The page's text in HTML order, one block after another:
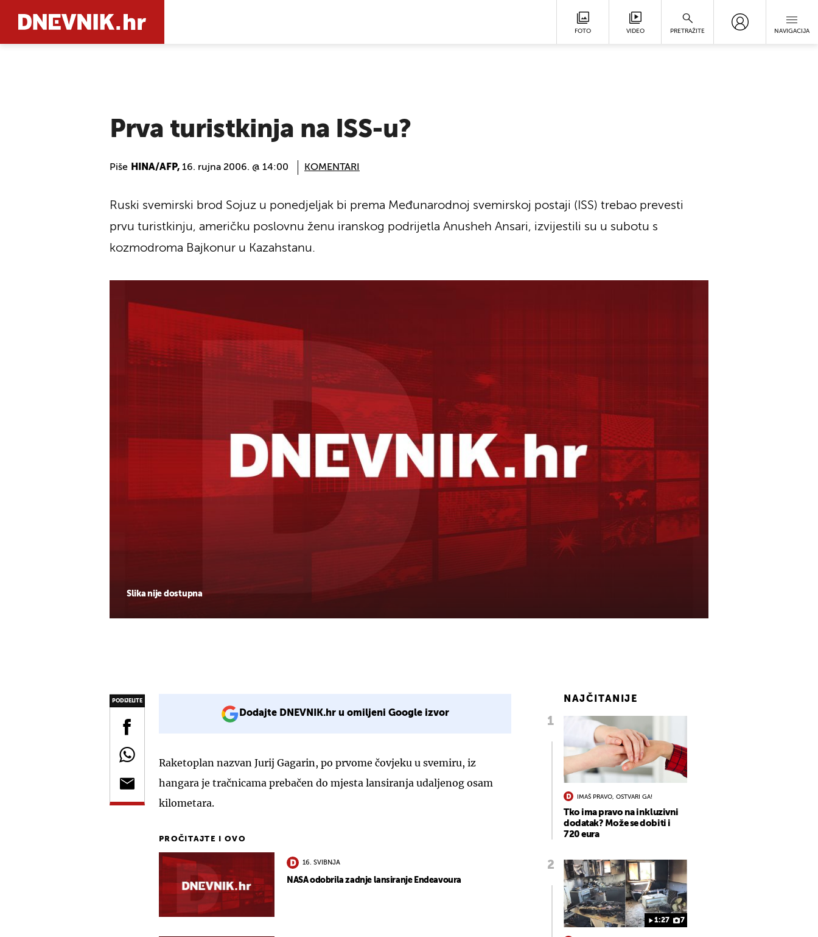
FOTO VIDEO PRETRAŽITE NAVIGACIJA
Prva turistkinja na ISS-u?
Piše HINA/AFP, 16. rujna 2006. @ 14:00 KOMENTARI
Slika nije dostupna
Ruski svemirski brod Sojuz u ponedjeljak bi prema Međunarodnoj svemirskoj postaji (ISS) trebao prevesti
prvu turistkinju, američku poslovnu ženu iranskog podrijetla Anusheh Ansari, izvijestili su u subotu s
kozmodroma Bajkonur u Kazahstanu.
PODIJELITE
Dodajte DNEVNIK.hr u omiljeni Google izvor
Raketoplan nazvan Jurij Gagarin, po prvome čovjeku u svemiru, iz
hangara je tračnicama prebačen do mjesta lansiranja udaljenog osam
kilometara.
PROČITAJTE I OVO
16. SVIBNJA
NASA odobrila zadnje lansiranje Endeavoura
NAJČITANIJE
IMAŠ PRAVO, OSTVARI GA!
Tko ima pravo na inkluzivni
dodatak? Može se dobiti i
720 eura
1:27 7